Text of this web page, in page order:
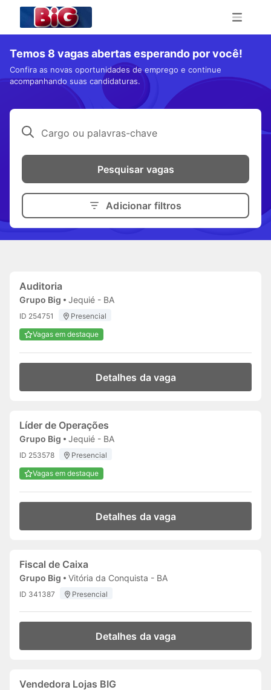
Temos 8 vagas abertas esperando por você!
Confira as novas oportunidades de emprego e continue
acompanhando suas candidaturas.
Cargo ou palavras-chave
Pesquisar vagas
Adicionar filtros
Auditoria
Grupo Big Jequié - BA
ID 254751
Presencial
Vagas em destaque
Detalhes da vaga
Líder de Operações
Grupo Big Jequié - BA
ID 253578
Presencial
Vagas em destaque
Detalhes da vaga
Fiscal de Caixa
Grupo Big Vitória da Conquista - BA
ID 341387 Presencial
Detalhes da vaga
Vendedora Lojas BIG